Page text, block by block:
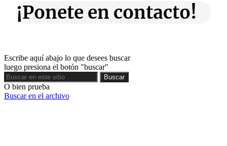
¡Ponete en contacto!
Escribe aquí abajo lo que desees buscar
luego presiona el botón "buscar"
Buscar
Buscar
O bien prueba
Buscar en el archivo